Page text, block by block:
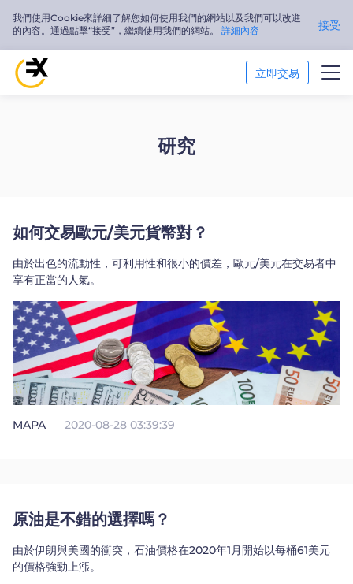
我們使用Cookie來詳細了解您如何使用我們的網站以及我們可以改進
的內容。通過點擊“接受”，繼續使用我們的網站。 詳細內容 接受
立即交易
關於我們
繁體中文
Trader
研究
如何交易歐元/美元貨幣對？
由於出色的流動性，可利用性和很小的價差，歐元/美元在交易者中
享有正當的人氣。
MAPA 2020-08-28 03:39:39
原油是不錯的選擇嗎？
由於伊朗與美國的衝突，石油價格在2020年1月開始以每桶61美元
的價格強勁上漲。